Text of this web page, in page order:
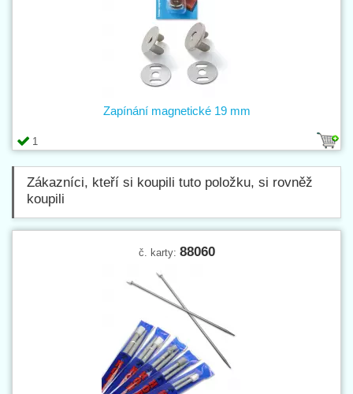
1
Zapínání magnetické 19 mm
Zákazníci, kteří si koupili tuto položku, si rovněž
koupili
č. karty: 88060